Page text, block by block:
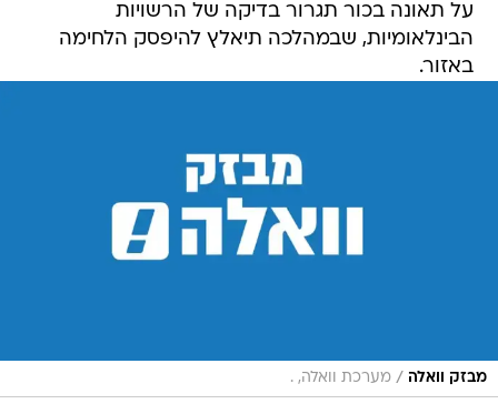
על תאונה בכור תגרור בדיקה של הרשויות
הבינלאומיות, שבמהלכה תיאלץ להיפסק הלחימה
באזור.
מבזק וואלה / מערכת וואלה, .